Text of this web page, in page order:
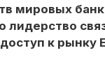
мировых
лидерство
к рынку